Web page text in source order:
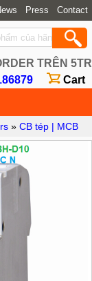
Press Contact
TRÊN 5TR
Cart
»CB tép | MCB